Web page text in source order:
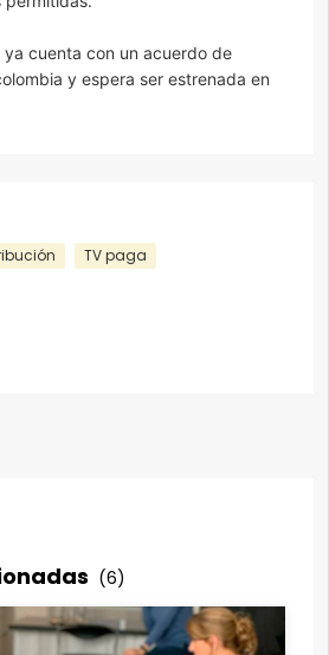
ya cuenta con un acuerdo de
y espera ser estrenada en
TV paga
(6)